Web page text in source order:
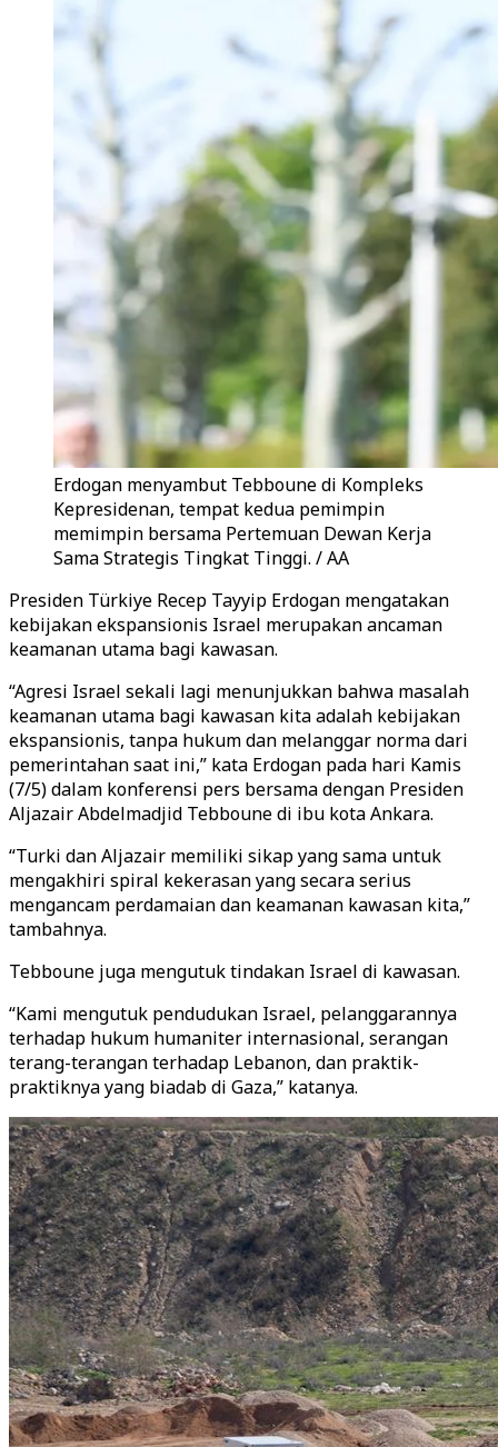
Erdogan menyambut Tebboune di Kompleks
Kepresidenan, tempat kedua pemimpin
memimpin bersama Pertemuan Dewan Kerja
Sama Strategis Tingkat Tinggi. / AA
Presiden Türkiye Recep Tayyip Erdogan mengatakan
kebijakan ekspansionis Israel merupakan ancaman
keamanan utama bagi kawasan.
“Agresi Israel sekali lagi menunjukkan bahwa masalah
keamanan utama bagi kawasan kita adalah kebijakan
ekspansionis, tanpa hukum dan melanggar norma dari
pemerintahan saat ini,” kata Erdogan pada hari Kamis
(7/5) dalam konferensi pers bersama dengan Presiden
Aljazair Abdelmadjid Tebboune di ibu kota Ankara.
“Turki dan Aljazair memiliki sikap yang sama untuk
mengakhiri spiral kekerasan yang secara serius
mengancam perdamaian dan keamanan kawasan kita,”
tambahnya.
Tebboune juga mengutuk tindakan Israel di kawasan.
“Kami mengutuk pendudukan Israel, pelanggarannya
terhadap hukum humaniter internasional, serangan
terang-terangan terhadap Lebanon, dan praktik-
praktiknya yang biadab di Gaza,” katanya.